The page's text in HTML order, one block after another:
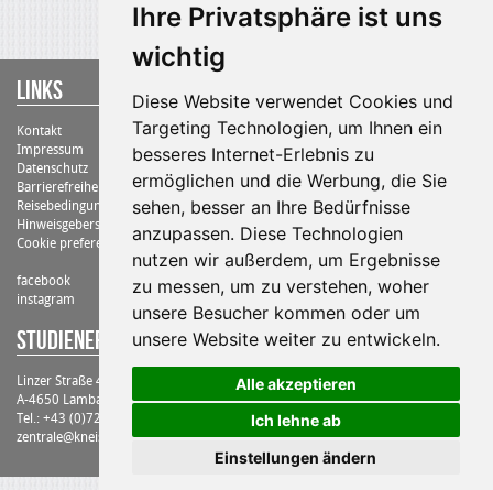
Ihre Privatsphäre ist uns
wichtig
Diese Website verwendet Cookies und
Targeting Technologien, um Ihnen ein
besseres Internet-Erlebnis zu
ermöglichen und die Werbung, die Sie
sehen, besser an Ihre Bedürfnisse
anzupassen. Diese Technologien
nutzen wir außerdem, um Ergebnisse
zu messen, um zu verstehen, woher
unsere Besucher kommen oder um
unsere Website weiter zu entwickeln.
Alle akzeptieren
Ich lehne ab
Einstellungen ändern
Links
Kontakt
Impressum
Datenschutz
Barrierefreiheit
Reisebedingungen
Hinweisgebersystem
Cookie preferences
facebook
instagram
STUDIENErlebnisreisen Kneissl Touristik
Linzer Straße 4-6
A-4650 Lambach
Tel.: +43 (0)7245/20700
zentrale@kneissltouristik.at